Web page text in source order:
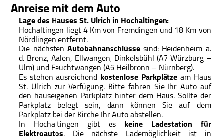
Haus St. Ulrich
Spiritualität
Träger des Hauses
St.-Ulrich-Stiftung
Spenden/Finanzierung
„Fest des Dankes”
Kontakt
Anreise mit dem Auto
Lage des Hauses St. Ulrich in Hochaltingen:
Hochaltingen liegt 4 Km von Fremdingen und 18 Km von
Nördlingen entfernt.
Die nächsten Autobahnanschlüssesind: Heidenheim a.
d. Brenz, Aalen, Ellwangen, Dinkelsbühl (A7 Würzburg –
Ulm) und Feuchtwangen (A6 Heilbronn – Nürnberg).
Es stehen ausreichend kostenlose Parkplätze am Haus
St. Ulrich zur Verfügung. Bitte fahren Sie Ihr Auto auf
den hauseigenen Parkplatz hinter dem Haus. Sollte der
Parkplatz belegt sein, dann können Sie auf dem
Parkplatz bei der Kirche Ihr Auto abstellen.
In Hochaltingen gibt es keine Ladestation für
Elektroautos. Die nächste Lademöglichkeit ist in